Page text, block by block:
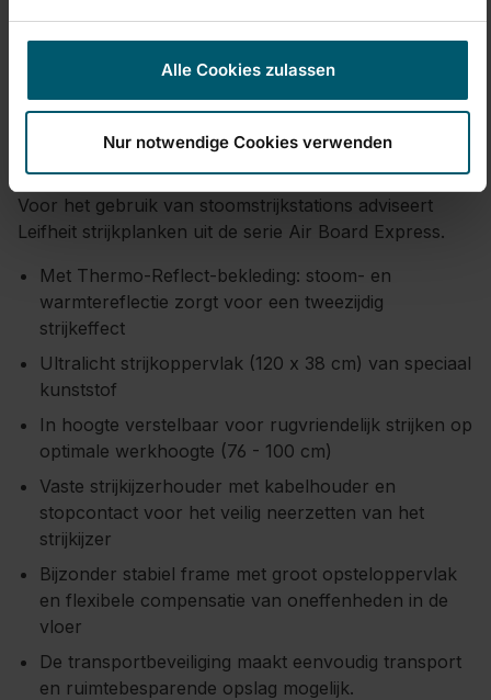
Alle Cookies zulassen
Nur notwendige Cookies verwenden
daarmee geschikt voor elke lichaamslengte en
werkhoogte. De strijkplank is uitgerust met een vaste
strijkijzerhouder plus Franse elektrische uitrusting en
kabelhouder voor strijken zonder storende
is de strijkplank speciaal geschikt voor gebruik met in
de handel verkrijgbare strijkijzers en stoomstrijkijzers.
Voor het gebruik van stoomstrijkstations adviseert
Leifheit strijkplanken uit de serie Air Board Express.
Met Thermo-Reflect-bekleding: stoom- en
warmtereflectie zorgt voor een tweezijdig
strijkeffect
Ultralicht strijkoppervlak (120 x 38 cm) van speciaal
kunststof
In hoogte verstelbaar voor rugvriendelijk strijken op
optimale werkhoogte (76 - 100 cm)
Vaste strijkijzerhouder met kabelhouder en
stopcontact voor het veilig neerzetten van het
strijkijzer
Bijzonder stabiel frame met groot opsteloppervlak
en flexibele compensatie van oneffenheden in de
vloer
De transportbeveiliging maakt eenvoudig transport
en ruimtebesparende opslag mogelijk.